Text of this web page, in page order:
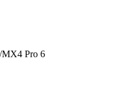
Pro 6